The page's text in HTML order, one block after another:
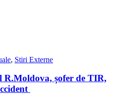
, Stiri Externe
R.Moldova, șofer de TIR,